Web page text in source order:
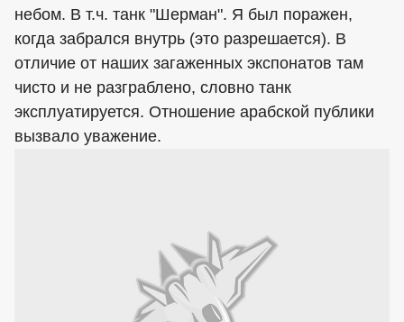
небом. В т.ч. танк "Шерман". Я был поражен,
когда забрался внутрь (это разрешается). В
отличие от наших загаженных экспонатов там
чисто и не разграблено, словно танк
эксплуатируется. Отношение арабской публики
вызвало уважение.